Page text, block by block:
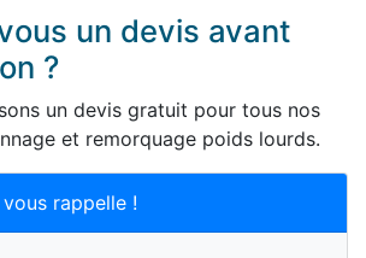
un devis avant
?
un devis gratuit pour tous nos
et remorquage poids lourds.
rappelle !